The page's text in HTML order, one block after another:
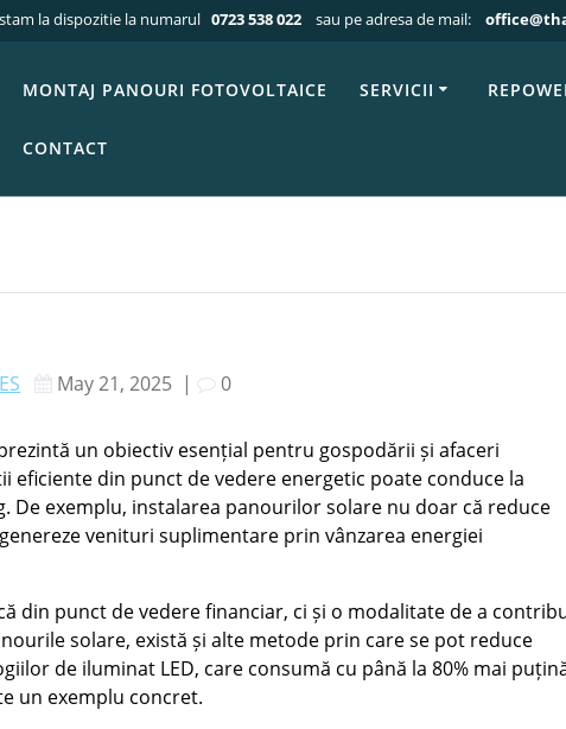
la dispozitie la numarul 0723 538 022 sau pe adresa de mail:
MONTAJ PANOURI FOTOVOLTAICE SERVICII
CONTACT
Blog»Articole blog THALES»Beneficiile proiectelor de panouri
de
May 21, 2025 | 0
un obiectiv esențial pentru gospodării și afaceri
din punct de vedere energetic poate conduce la
De exemplu, instalarea panourilor solare nu doar că reduce
venituri suplimentare prin vânzarea energiei
din punct de vedere financiar, ci și o modalitate de a
solare, există și alte metode prin care se pot reduce
de iluminat LED, care consumă cu până la 80% mai
un exemplu concret.